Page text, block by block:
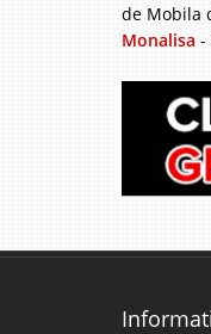
de Mobila
Monalisa -